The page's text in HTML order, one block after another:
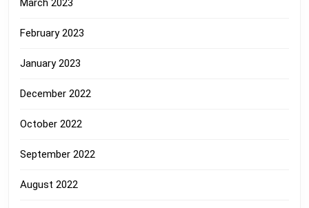
March 2023
February 2023
January 2023
December 2022
October 2022
September 2022
August 2022